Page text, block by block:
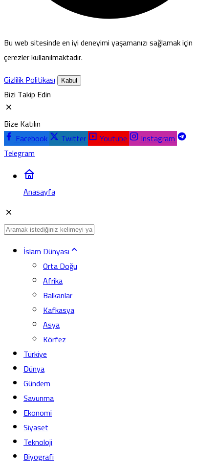
Bu web sitesinde en iyi deneyimi yaşamanızı sağlamak için
çerezler kullanılmaktadır.
Gizlilik Politikası
Kabul
Bizi Takip Edin
Bize Katılın
Facebook
Twitter Youtube
Instagram
Telegram
Anasayfa
İslam Dünyası
Orta Doğu
Afrika
Balkanlar
Kafkasya
Asya
Körfez
Türkiye
Dünya
Gündem
Savunma
Ekonomi
Siyaset
Teknoloji
Biyografi